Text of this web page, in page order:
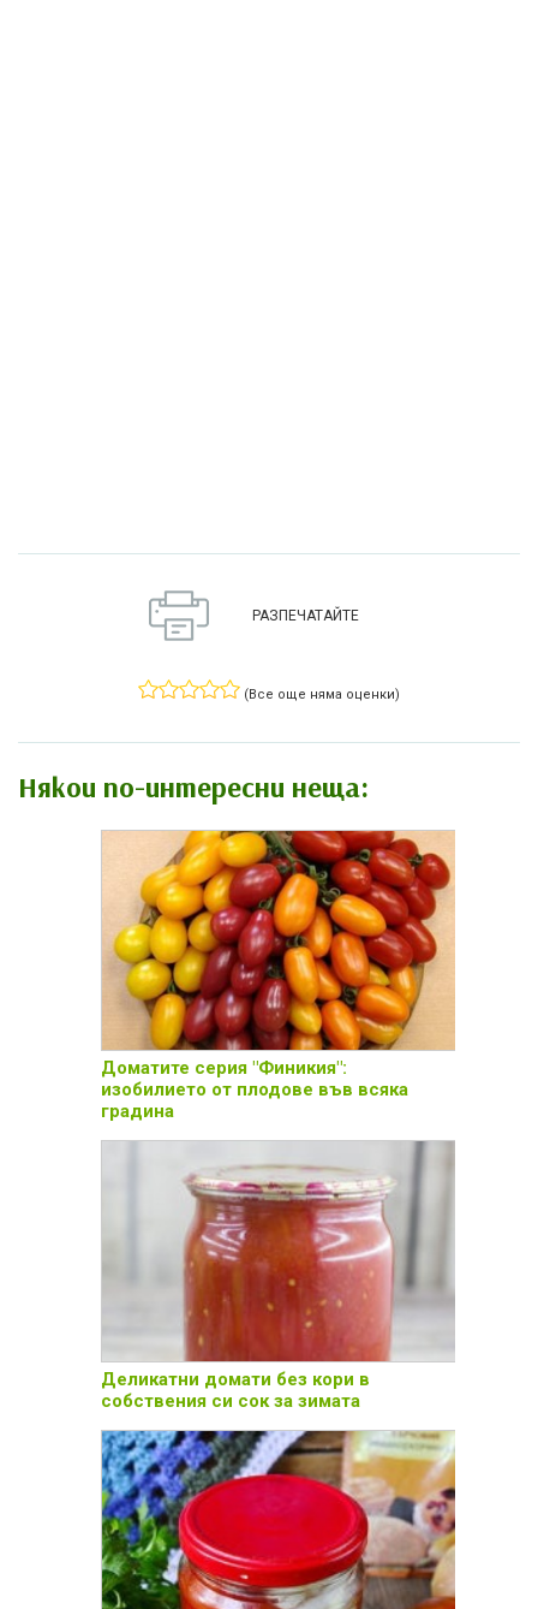
РАЗПЕЧАТАЙТЕ
(Все още няма оценки)
Някои по-интересни неща:
Доматите серия "Финикия":
изобилието от плодове във всяка
градина
Деликатни домати без кори в
собствения си сок за зимата